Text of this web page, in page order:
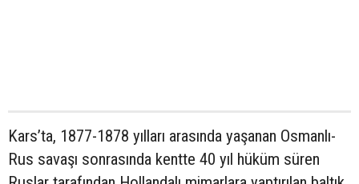
Kars’ta, 1877-1878 yılları arasında yaşanan Osmanlı-
Rus savaşı sonrasında kentte 40 yıl hüküm süren